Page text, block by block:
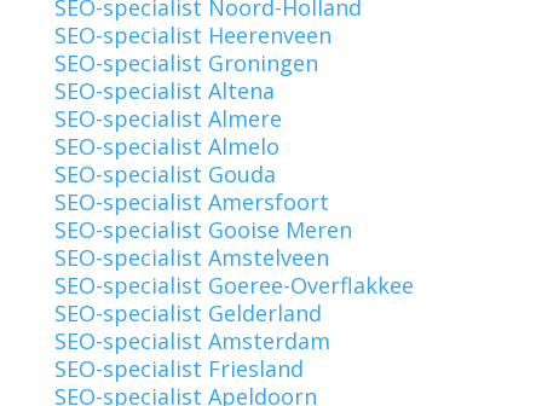
SEO-specialist Noord-Holland
SEO-specialist Heerenveen
SEO-specialist Groningen
SEO-specialist Altena
SEO-specialist Almere
SEO-specialist Almelo
SEO-specialist Gouda
SEO-specialist Amersfoort
SEO-specialist Gooise Meren
SEO-specialist Amstelveen
SEO-specialist Goeree-Overflakkee
SEO-specialist Gelderland
SEO-specialist Amsterdam
SEO-specialist Friesland
SEO-specialist Apeldoorn